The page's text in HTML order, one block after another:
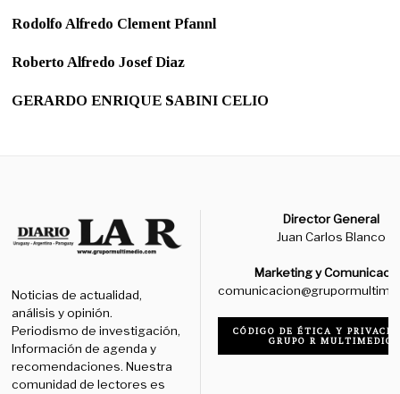
Rodolfo Alfredo Clement Pfannl
Roberto Alfredo Josef Diaz
GERARDO ENRIQUE SABINI CELIO
Noticias de actualidad,
análisis y opinión.
Periodismo de investigación,
Información de agenda y
recomendaciones. Nuestra
comunidad de lectores es
Director General
Juan Carlos Blanco
Marketing y
CÓDIGO DE ÉTICA Y
GRUPO R MULTIMEDIO